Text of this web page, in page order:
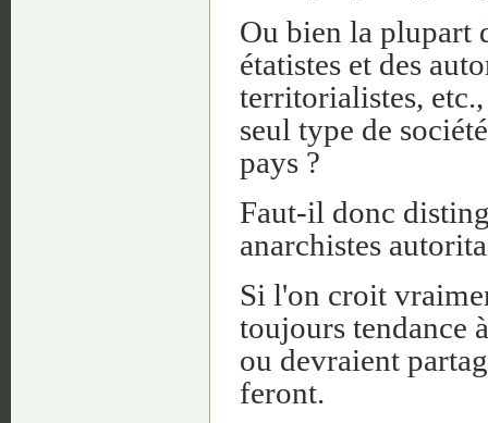
Ou bien la plupart
étatistes et des
territorialistes,
seul type de
pays ?
Faut-il donc
anarchistes
Si l'on croit
toujours tendance
ou devraient
feront.